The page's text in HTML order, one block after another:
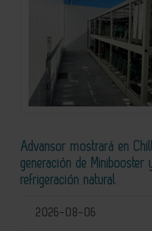
Advansor mostrará en
generación de
refrigeración natural
2026-08-06